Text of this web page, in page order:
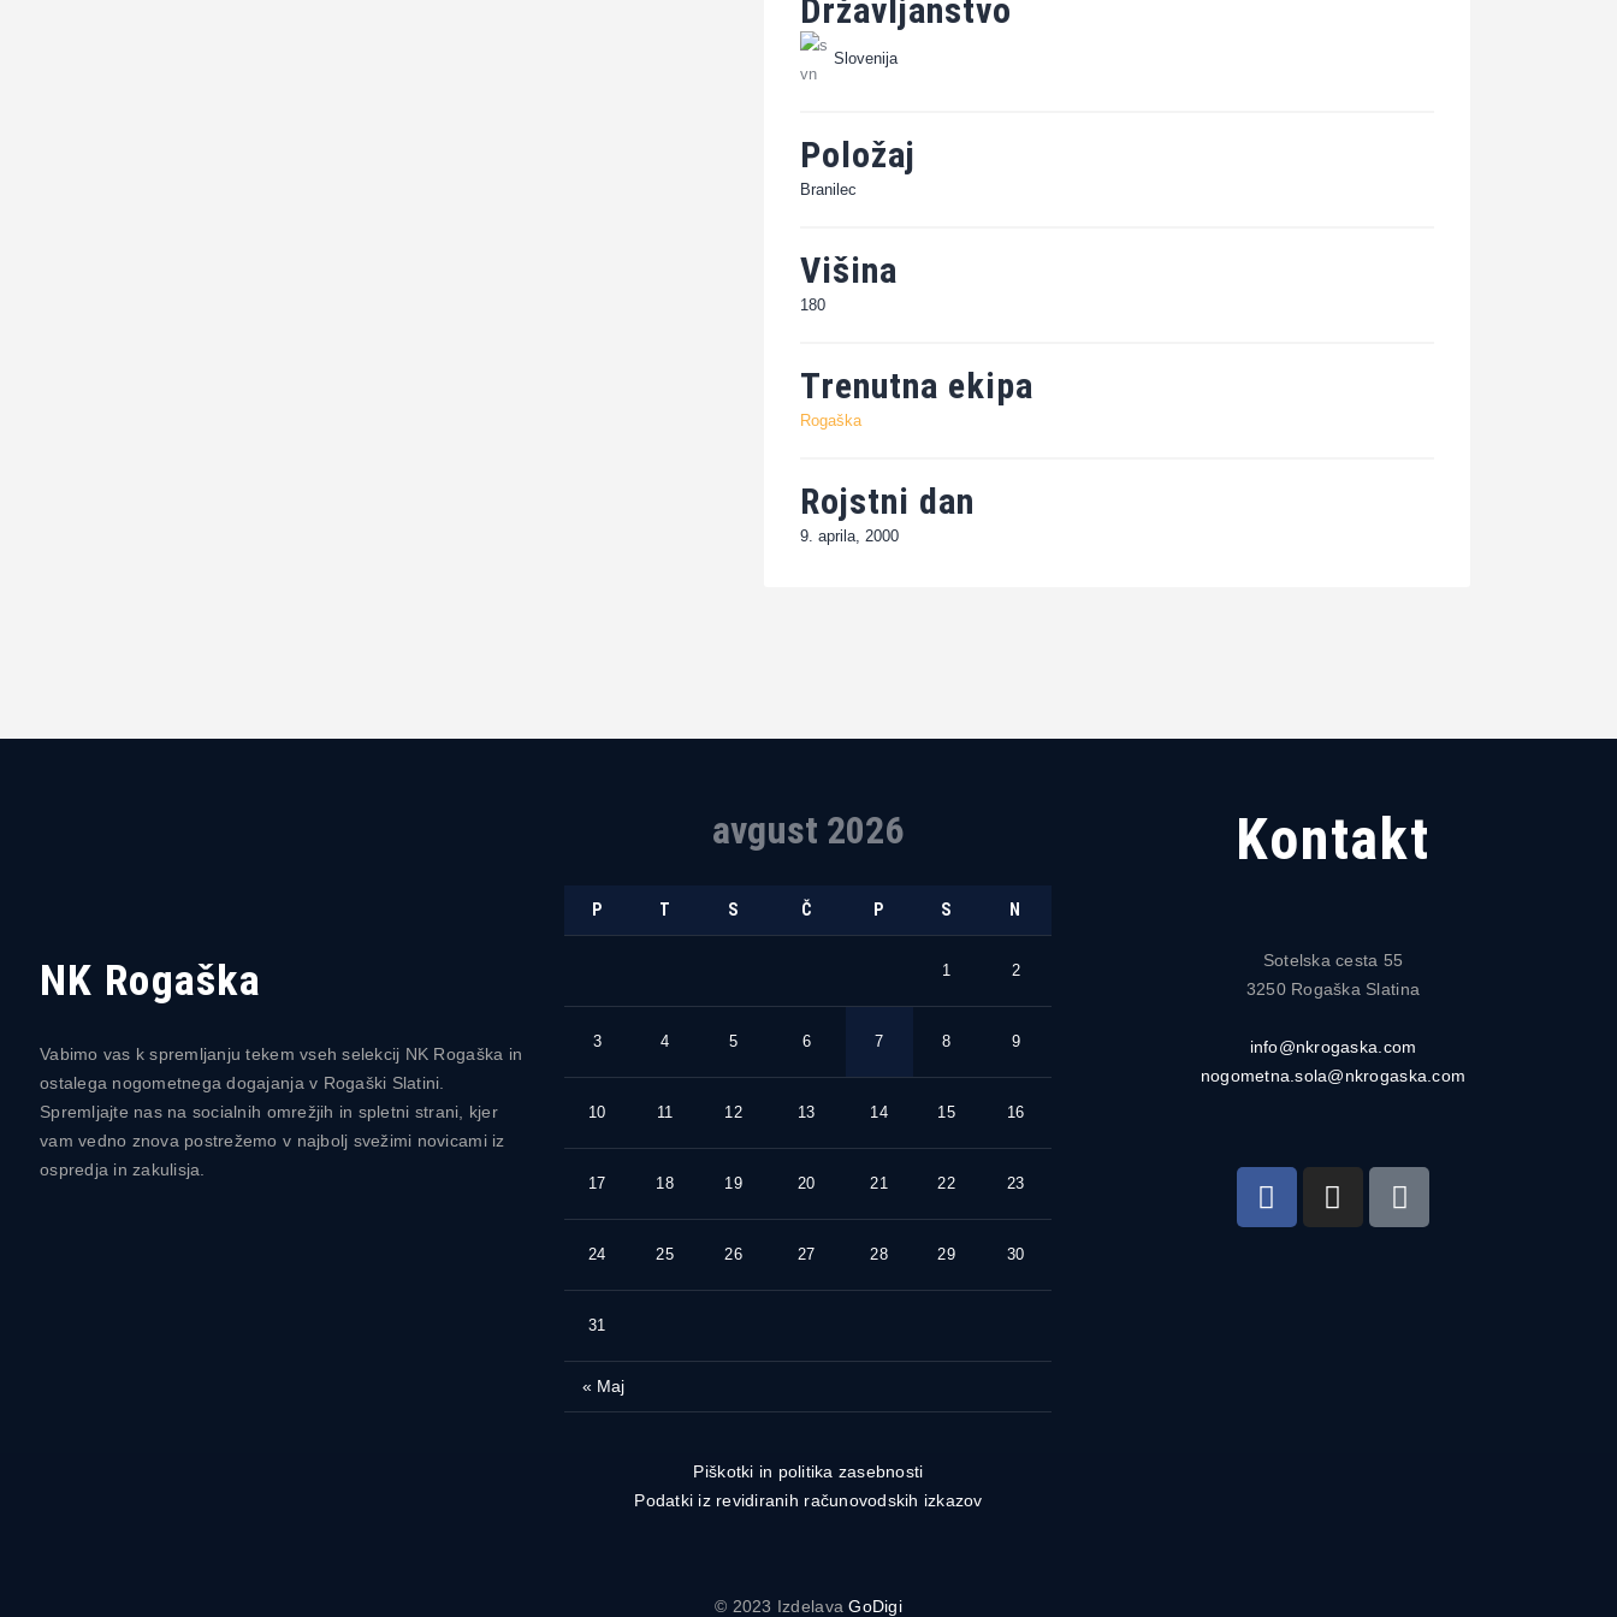
Državljanstvo
Slovenija
Položaj
Branilec
Višina
180
Trenutna ekipa
Rogaška
Rojstni dan
9. aprila, 2000
NK Rogaška
Vabimo vas k spremljanju tekem vseh selekcij NK Rogaška in
ostalega nogometnega dogajanja v Rogaški Slatini.
Spremljajte nas na socialnih omrežjih in spletni strani, kjer
vam vedno znova postrežemo v najbolj svežimi novicami iz
ospredja in zakulisja.
avgust 2026
P T S Č P S N
« Maj
1 2
3 4 5 6 7 8 9
10 11 12 13 14 15 16
17 18 19 20 21 22 23
24 25 26 27 28 29 30
31
Kontakt
Sotelska cesta 55
3250 Rogaška Slatina
info@nkrogaska.com
nogometna.sola@nkrogaska.com
Piškotki in politika zasebnosti
Podatki iz revidiranih računovodskih izkazov
© 2023 IzdelavaGoDigi